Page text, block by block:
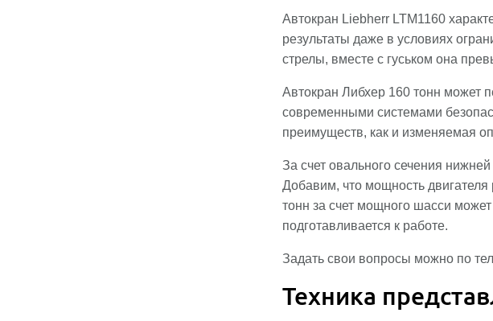
Автокран Liebherr LTM1160
результаты даже в условиях
стрелы, вместе с гуськом она
Автокран Либхер 160 тонн может
современными системами
преимуществ, как и изменяемая
За счет овального сечения
Добавим, что мощность двигателя
тонн за счет мощного шасси
подготавливается к работе.
Задать свои вопросы можно по
Техника